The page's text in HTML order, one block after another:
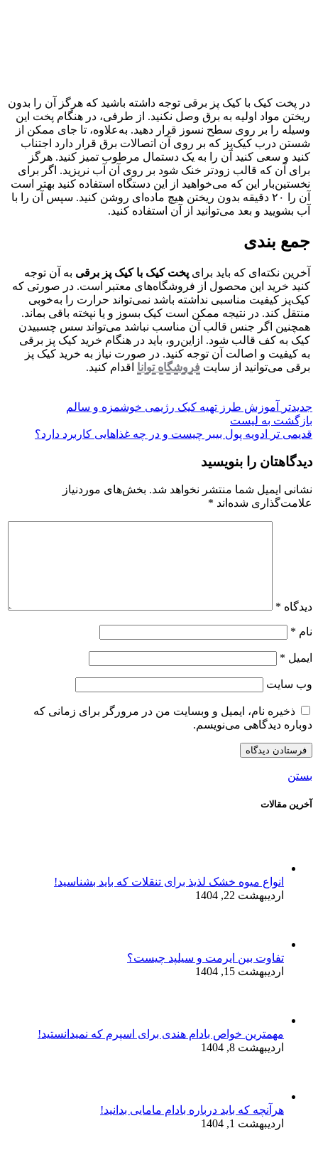
در پخت کیک با کیک پز برقی توجه داشته باشید که هرگز آن را بدون
ریختن مواد اولیه به برق وصل نکنید. از طرفی، در هنگام پخت این
وسیله را بر روی سطح نسوز قرار دهید. به‌علاوه، تا جای ممکن از
شستن درب کیک‌پز که بر روی آن اتصالات برق قرار دارد اجتناب
کنید و سعی کنید آن را به یک دستمال مرطوب تمیز کنید. هرگز
برای آن که قالب زودتر خنک شود بر روی آن آب نریزید. اگر برای
نخستین‌بار این که می‌خواهید از این دستگاه استفاده کنید بهتر است
آن را ۲۰ دقیقه بدون ریختن هیچ ماده‌ای روشن کنید. سپس آن را با
آب بشویید و بعد می‌توانید از آن استفاده کنید.
جمع بندی
آخرین نکته‌ای که باید برای پخت کیک با کیک پز برقی به آن توجه
کنید خرید این محصول از فروشگاه‌های معتبر است. در صورتی که
کیک‌پز کیفیت مناسبی نداشته باشد نمی‌تواند حرارت را به‌خوبی
منتقل کند. در نتیجه ممکن است کیک بسوز و یا نپخته باقی بماند.
همچنین اگر جنس قالب آن مناسب نباشد می‌تواند سس چسبیدن
کیک به کف قالب شود. ازاین‌رو، باید در هنگام خرید کیک پز برقی
به کیفیت و اصالت آن توجه کنید. در صورت نیاز به خرید کیک پز
برقی می‌توانید از سایت فروشگاه توانا اقدام کنید.
جدیدتر
آموزش طرز تهیه کیک رژیمی خوشمزه و سالم
بازگشت به لیست
قدیمی تر
ادویه پول بیبر چیست و در چه غذاهایی کاربرد دارد؟
دیدگاهتان را بنویسید
نشانی ایمیل شما منتشر نخواهد شد. بخش‌های موردنیاز
علامت‌گذاری شده‌اند *
دیدگاه *
نام *
ایمیل *
وب‌ سایت
ذخیره نام، ایمیل و وبسایت من در مرورگر برای زمانی که
دوباره دیدگاهی می‌نویسم.
بستن
آخرین مقالات
انواع میوه خشک لذیذ برای تنقلات که باید بشناسید!
اردیبهشت 22, 1404
تفاوت بین ایرمت و سیلپد چیست؟
اردیبهشت 15, 1404
مهمترین خواص بادام هندی برای اسپرم که نمیدانستید!
اردیبهشت 8, 1404
هرآنچه که باید درباره بادام مامایی بدانید!
اردیبهشت 1, 1404